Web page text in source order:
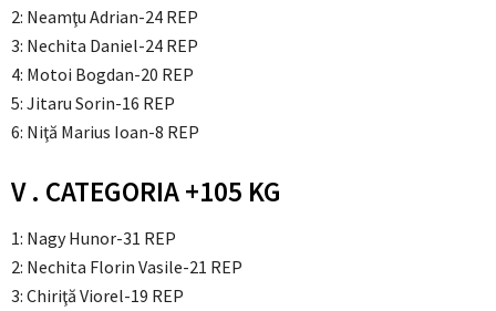
2: Neamţu Adrian-24 REP
3: Nechita Daniel-24 REP
4: Motoi Bogdan-20 REP
5: Jitaru Sorin-16 REP
6: Niţă Marius Ioan-8 REP
V . CATEGORIA +105 KG
1: Nagy Hunor-31 REP
2: Nechita Florin Vasile-21 REP
3: Chiriţă Viorel-19 REP